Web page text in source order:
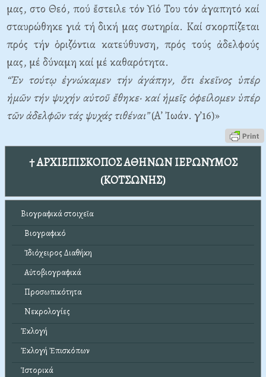
μας, στο Θεό, πού ἔστειλε τόν Υἱό Του τόν ἀγαπητό καί
σταυρώθηκε γιά τή δική μας σωτηρία. Καί σκορπίζεται
πρός τήν ὁριζόντια κατεύθυνση, πρός τούς ἀδελφούς
μας, μέ δύναμη καί μέ καθαρότητα.
“Ἐν τούτῳ ἐγνώκαμεν τήν ἀγάπην, ὅτι ἐκεῖνος ὑπέρ
ἡμῶν τήν ψυχήν αὐτοῦ ἔθηκε· καί ἡμεῖς ὀφείλομεν ὑπέρ
τῶν ἀδελφῶν τάς ψυχάς τιθέναι”(Α’ Ἰωάν. γ’16)»
† ΑΡΧΙΕΠΙΣΚΟΠΟΣ ΑΘΗΝΩΝ ΙΕΡΩΝΥΜΟΣ
(ΚΟΤΣΩΝΗΣ)
Βιογραφικά στοιχεῖα
Βιογραφικό
Ἰδιόχειρος Διαθήκη
Αὐτοβιογραφικά
Προσωπικότητα
Νεκρολογίες
Ἐκλογή
Ἐκλογή Ἐπισκόπων
Ἱστορικά